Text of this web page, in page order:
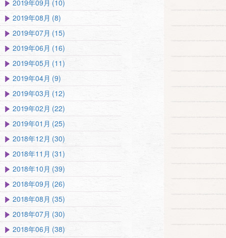
2019年09月 (10)
2019年08月 (8)
2019年07月 (15)
2019年06月 (16)
2019年05月 (11)
2019年04月 (9)
2019年03月 (12)
2019年02月 (22)
2019年01月 (25)
2018年12月 (30)
2018年11月 (31)
2018年10月 (39)
2018年09月 (26)
2018年08月 (35)
2018年07月 (30)
2018年06月 (38)